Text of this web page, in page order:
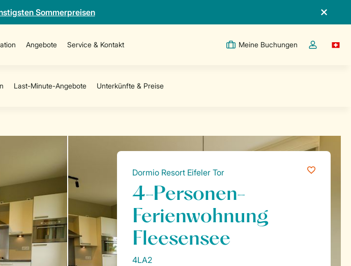
Sommerpreisen
Angebote Service & Kontakt Meine Buchungen
Dropdown-
Dormio Resort Eifeler Tor
4-Personen-
Ferienwohnung
Fleesensee
4LA2